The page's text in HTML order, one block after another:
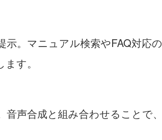
。マニュアル検索やFAQ対応の
す。
声合成と組み合わせることで、